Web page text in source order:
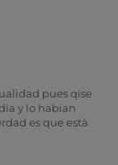
pues qise
y lo habian
es que està